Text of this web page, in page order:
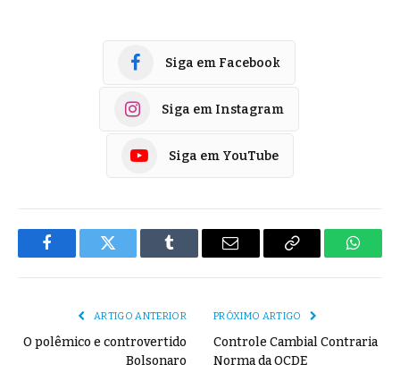
Siga em Facebook
Siga em Instagram
Siga em YouTube
FacebookTwitter Tumblr
E-
Copiar
ARTIGO ANTERIOR
O polêmico e controvertido
Bolsonaro
PRÓXIMO ARTIGO
Controle Cambial Contraria
Norma da OCDE